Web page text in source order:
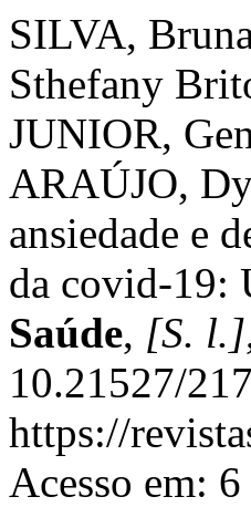
SILVA,
Sthefany
JUNIOR,
ARAÚJO,
ansiedade e
da covid-19:
Saúde, [S. l.]
10.21527/
https://
Acesso em: